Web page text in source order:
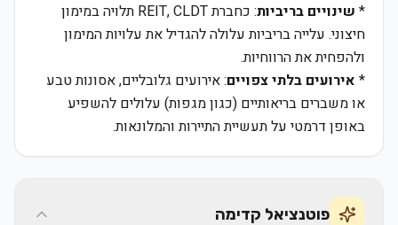
* שינויים בריביות
: כחברת REIT, CLDT תלויה במימון
חיצוני. עלייה בריביות עלולה להגדיל את עלויות המימון
ולהפחית את הרווחיות.
* אירועים בלתי צפויים: אירועים גלובליים, אסונות טבע
או משברים בריאותיים (כגון מגפות) עלולים להשפיע
באופן דרמטי על תעשיית התיירות והמלונאות.
פוטנציאל קדימה